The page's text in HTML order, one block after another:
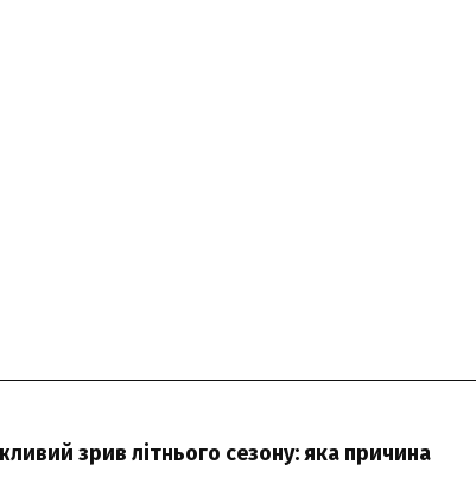
зрив літнього сезону: яка причина